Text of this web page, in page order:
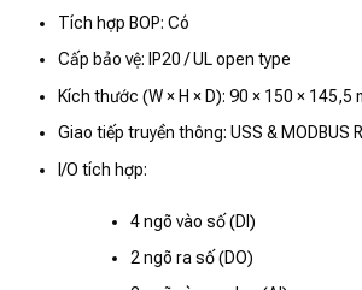
Tích hợp BOP: Có
Cấp bảo vệ: IP20 / UL open type
Kích thước (W × H × D): 90 × 150 × 145,5
Giao tiếp truyền thông: USS & MODBUS
I/O tích hợp:
4 ngõ vào số (DI)
2 ngõ ra số (DO)